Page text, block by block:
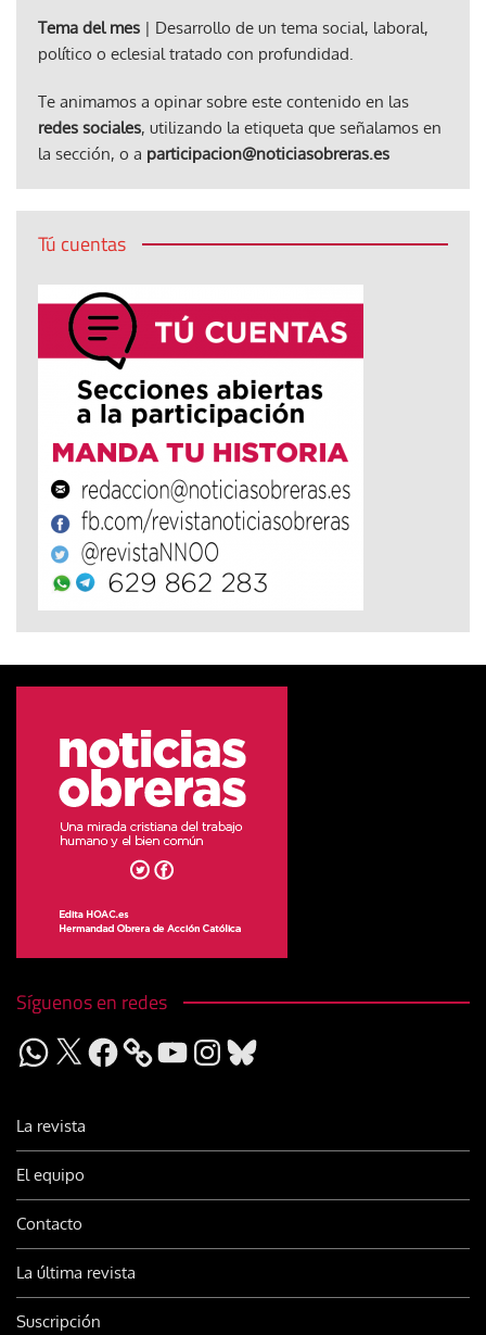
Tema del mes | Desarrollo de un tema social, laboral,
político o eclesial tratado con profundidad.
Te animamos a opinar sobre este contenido en las
redes sociales, utilizando la etiqueta que señalamos en
la sección, o a participacion@noticiasobreras.es
Tú cuentas
Síguenos en redes
WhatsApp
X Facebook YouTubeInstagram
Bluesky
La revista
El equipo
Contacto
La última revista
Suscripción